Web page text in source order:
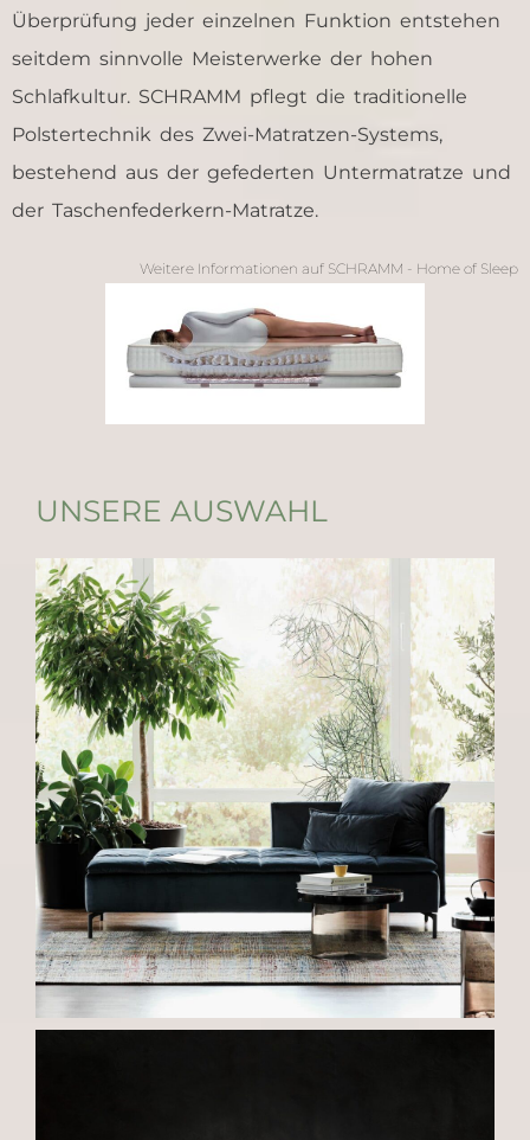
Überprüfung jeder einzelnen Funktion entstehen
seitdem sinnvolle Meisterwerke der hohen
Schlafkultur. SCHRAMM pflegt die traditionelle
Polstertechnik des Zwei-Matratzen-Systems,
bestehend aus der gefederten Untermatratze und
der Taschenfederkern-Matratze.
Weitere Informationen auf SCHRAMM - Home of Sleep
UNSERE AUSWAHL